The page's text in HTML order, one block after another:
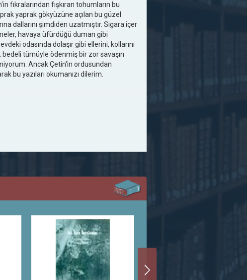
fıkralarından fışkıran tohumların bu
yaprak gökyüzüne açılan bu güzel
dallarını şimdiden uzatmıştır. Sigara içer
havaya üfürdüğü duman gibi
odasında dolaşır gibi ellerini, kollarını
bedeli tümüyle ödenmiş bir zor savaşın
Ancak Çetin'in ordusundan
bu yazıları okumanızı dilerim.